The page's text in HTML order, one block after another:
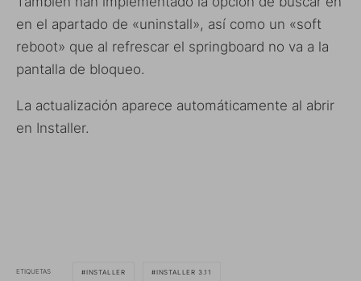
en el apartado de «uninstall», así como un «soft
reboot» que al refrescar el springboard no va a la
pantalla de bloqueo.
La actualización aparece automáticamente al abrir
en Installer.
ETIQUETAS INSTALLER INSTALLER 3.11